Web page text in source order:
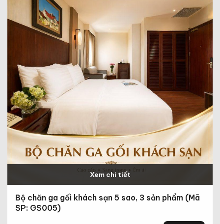
Xem chi tiết
Bộ chăn ga gối khách sạn 5 sao, 3 sản phẩm (Mã
SP: GS005)